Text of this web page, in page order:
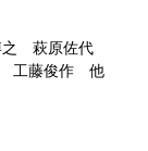
之 萩原佐代
工藤俊作 他